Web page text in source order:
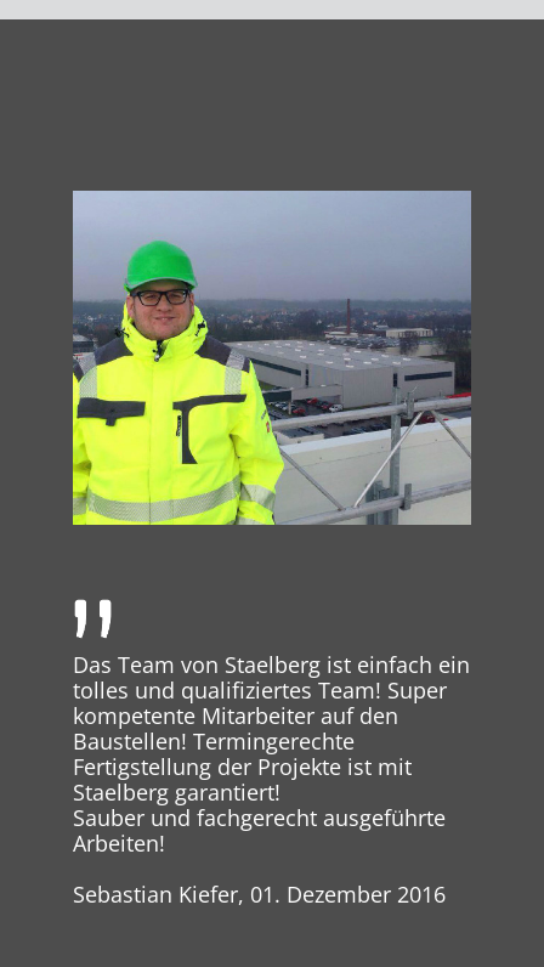
Das Team von Staelberg ist einfach ein
tolles und qualifiziertes Team! Super
kompetente Mitarbeiter auf den
Baustellen! Termingerechte
Fertigstellung der Projekte ist mit
Staelberg garantiert!
Sauber und fachgerecht ausgeführte
Arbeiten!
Sebastian Kiefer, 01. Dezember 2016